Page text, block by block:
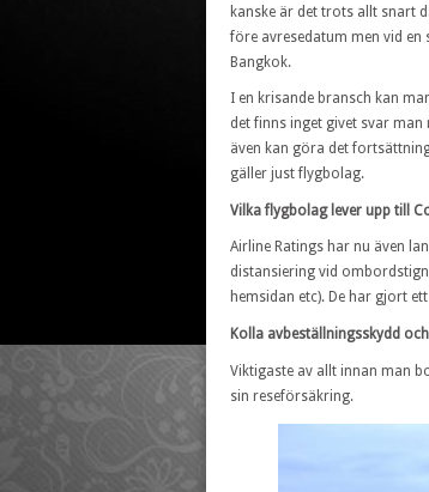
kanske är det trots allt snart
före avresedatum men vid en
Bangkok.
I en krisande bransch kan
det finns inget givet svar
även kan göra det
gäller just flygbolag.
Vilka flygbolag lever upp till
Airline Ratings har nu även
distansiering vid
hemsidan etc). De har gjort
Kolla avbeställningsskydd
Viktigaste av allt innan man
sin reseförsäkring.